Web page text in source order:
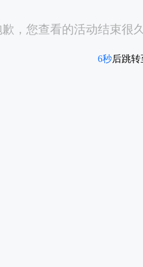
，您查看的活动结束很
6秒后跳转